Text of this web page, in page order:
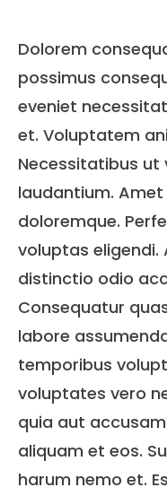
Dolorem
possimus
eveniet
et. Voluptatem
Necessitatibus
laudantium.
doloremque.
voluptas
distinctio odio
Consequatur
labore
temporibus
voluptates vero
quia aut
aliquam et eos.
harum nemo et.